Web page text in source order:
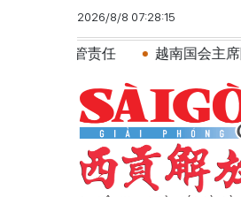
2026/8/8 07:28:15
越南国会主席陈青敏会见美国